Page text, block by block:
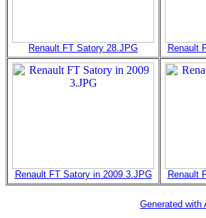
Renault FT Satory 28.JPG Renault
Renault FT Satory in 2009 3.JPG Renault
Generated with